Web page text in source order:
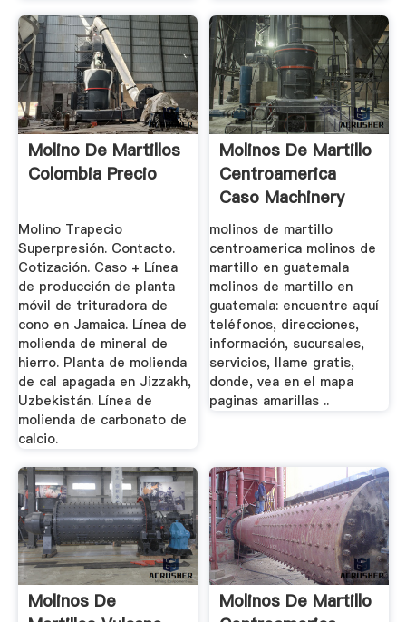
Molino De Martillos
Colombia Precio
Molino Trapecio
Superpresión. Contacto.
Cotización. Caso + Línea
de producción de planta
móvil de trituradora de
cono en Jamaica. Línea de
molienda de mineral de
hierro. Planta de molienda
de cal apagada en Jizzakh,
Uzbekistán. Línea de
molienda de carbonato de
calcio.
Molinos De Martillo
Centroamerica
Caso Machinery
molinos de martillo
centroamerica molinos de
martillo en guatemala
molinos de martillo en
guatemala: encuentre aquí
teléfonos, direcciones,
información, sucursales,
servicios, llame gratis,
donde, vea en el mapa
paginas amarillas ..
Molinos De
Molinos De Martillo